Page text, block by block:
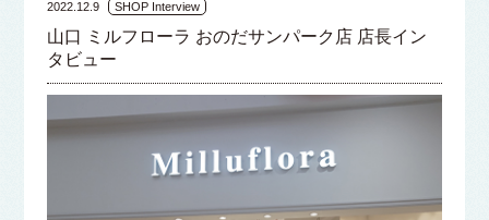
2022.12.9 SHOP Interview
山口 ミルフローラ おのだサンパーク店 店長イン
タビュー